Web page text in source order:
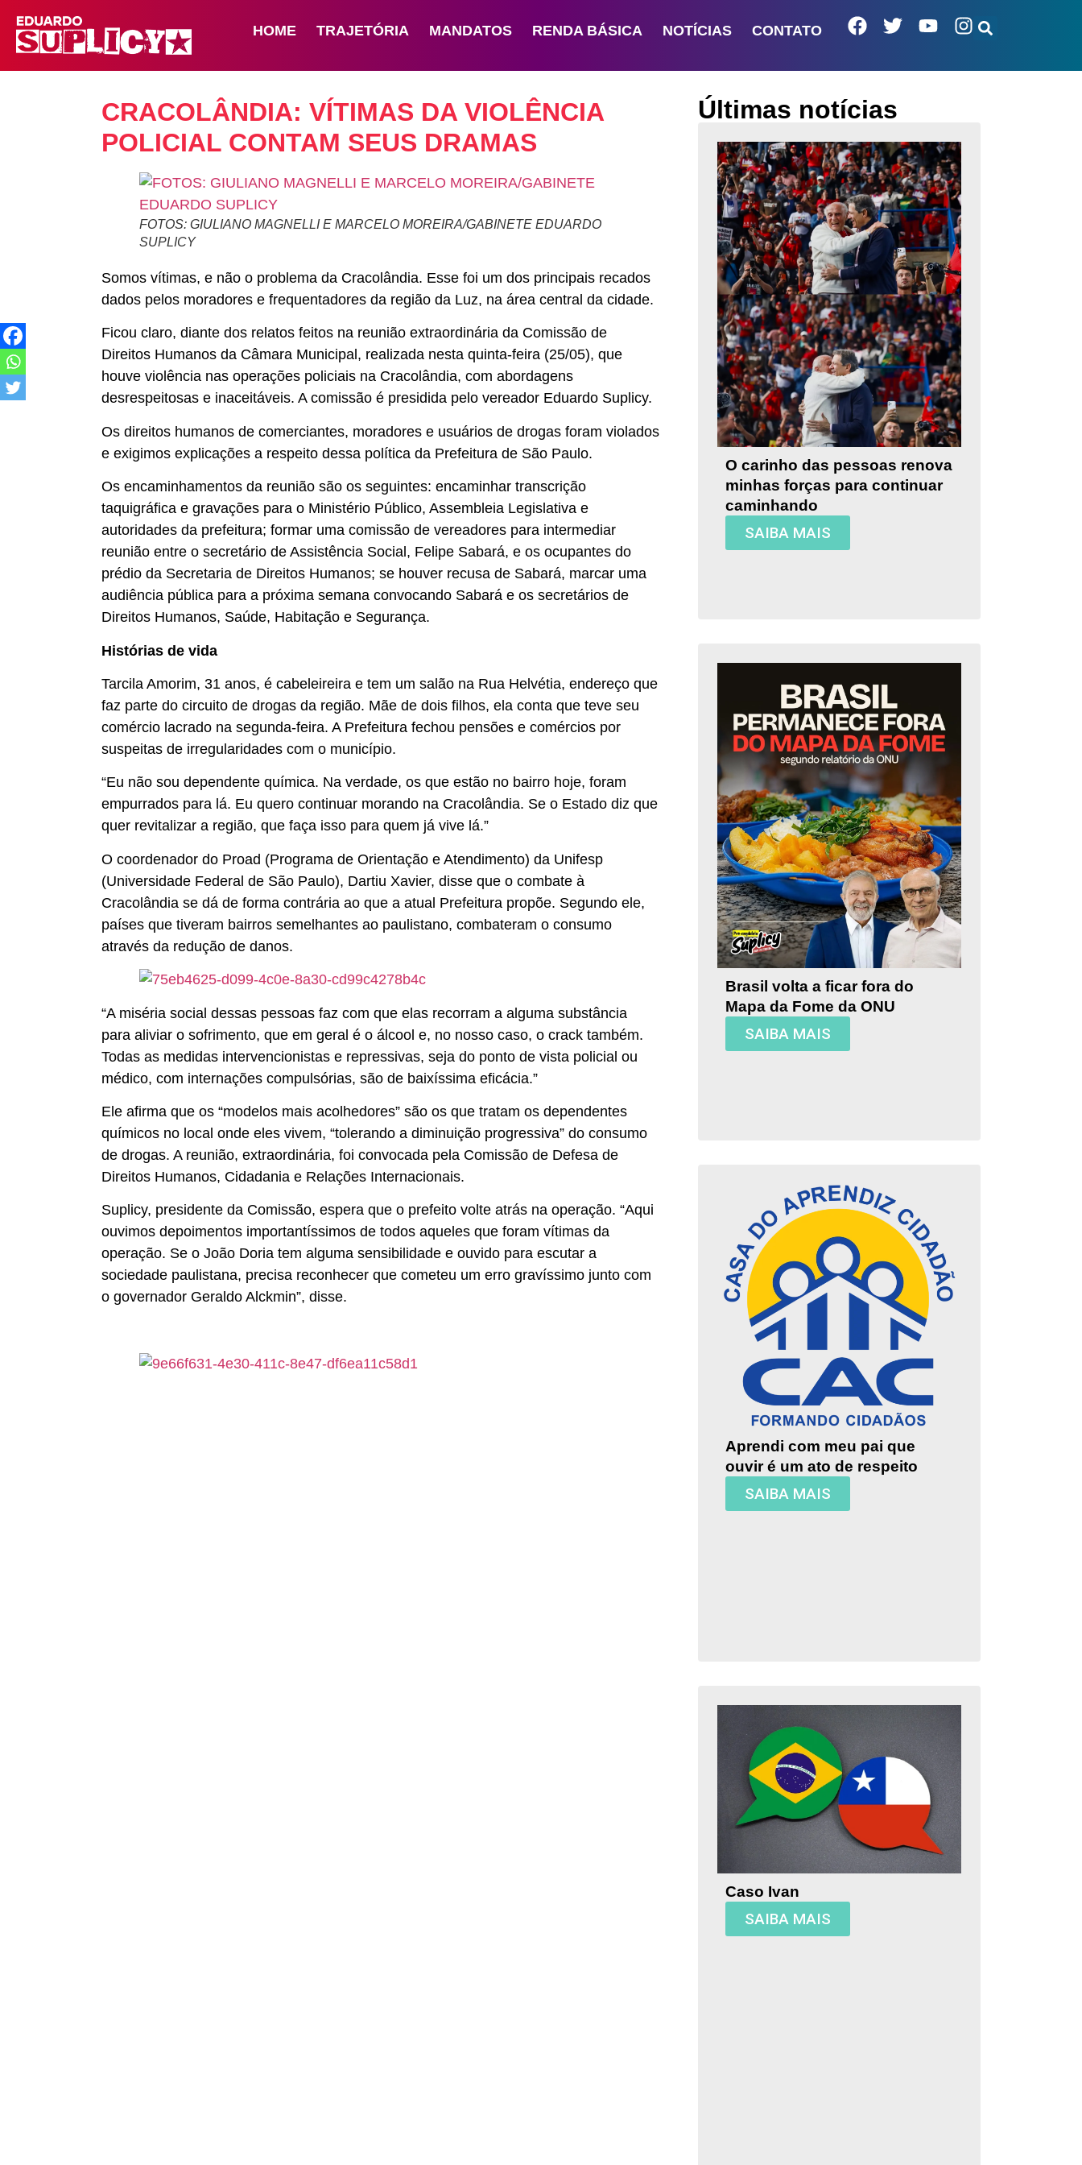
HOME TRAJETÓRIA MANDATOS RENDA BÁSICA NOTÍCIAS CONTATO
CRACOLÂNDIA: VÍTIMAS DA VIOLÊNCIA
POLICIAL CONTAM SEUS DRAMAS
FOTOS: GIULIANO MAGNELLI E MARCELO MOREIRA/GABINETE EDUARDO
SUPLICY
Somos vítimas, e não o problema da Cracolândia. Esse foi um dos principais recados
dados pelos moradores e frequentadores da região da Luz, na área central da cidade.
Ficou claro, diante dos relatos feitos na reunião extraordinária da Comissão de
Direitos Humanos da Câmara Municipal, realizada nesta quinta-feira (25/05), que
houve violência nas operações policiais na Cracolândia, com abordagens
desrespeitosas e inaceitáveis. A comissão é presidida pelo vereador Eduardo Suplicy.
Os direitos humanos de comerciantes, moradores e usuários de drogas foram violados
e exigimos explicações a respeito dessa política da Prefeitura de São Paulo.
Os encaminhamentos da reunião são os seguintes: encaminhar transcrição
taquigráfica e gravações para o Ministério Público, Assembleia Legislativa e
autoridades da prefeitura; formar uma comissão de vereadores para intermediar
reunião entre o secretário de Assistência Social, Felipe Sabará, e os ocupantes do
prédio da Secretaria de Direitos Humanos; se houver recusa de Sabará, marcar uma
audiência pública para a próxima semana convocando Sabará e os secretários de
Direitos Humanos, Saúde, Habitação e Segurança.
Histórias de vida
Tarcila Amorim, 31 anos, é cabeleireira e tem um salão na Rua Helvétia, endereço que
faz parte do circuito de drogas da região. Mãe de dois filhos, ela conta que teve seu
comércio lacrado na segunda-feira. A Prefeitura fechou pensões e comércios por
suspeitas de irregularidades com o município.
“Eu não sou dependente química. Na verdade, os que estão no bairro hoje, foram
empurrados para lá. Eu quero continuar morando na Cracolândia. Se o Estado diz que
quer revitalizar a região, que faça isso para quem já vive lá.”
O coordenador do Proad (Programa de Orientação e Atendimento) da Unifesp
(Universidade Federal de São Paulo), Dartiu Xavier, disse que o combate à
Cracolândia se dá de forma contrária ao que a atual Prefeitura propõe. Segundo ele,
países que tiveram bairros semelhantes ao paulistano, combateram o consumo
através da redução de danos.
“A miséria social dessas pessoas faz com que elas recorram a alguma substância
para aliviar o sofrimento, que em geral é o álcool e, no nosso caso, o crack também.
Todas as medidas intervencionistas e repressivas, seja do ponto de vista policial ou
médico, com internações compulsórias, são de baixíssima eficácia.”
Ele afirma que os “modelos mais acolhedores” são os que tratam os dependentes
químicos no local onde eles vivem, “tolerando a diminuição progressiva” do consumo
de drogas. A reunião, extraordinária, foi convocada pela Comissão de Defesa de
Direitos Humanos, Cidadania e Relações Internacionais.
Suplicy, presidente da Comissão, espera que o prefeito volte atrás na operação. “Aqui
ouvimos depoimentos importantíssimos de todos aqueles que foram vítimas da
operação. Se o João Doria tem alguma sensibilidade e ouvido para escutar a
sociedade paulistana, precisa reconhecer que cometeu um erro gravíssimo junto com
o governador Geraldo Alckmin”, disse.
Últimas notícias
O carinho das pessoas renova
minhas forças para continuar
caminhando
SAIBA MAIS
Brasil volta a ficar fora do
Mapa da Fome da ONU
SAIBA MAIS
Aprendi com meu pai que
ouvir é um ato de respeito
SAIBA MAIS
Caso Ivan
SAIBA MAIS